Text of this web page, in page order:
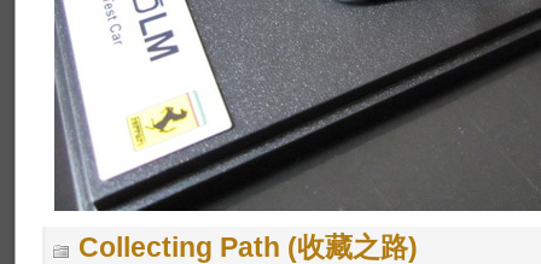
Collecting Path (收藏之路)